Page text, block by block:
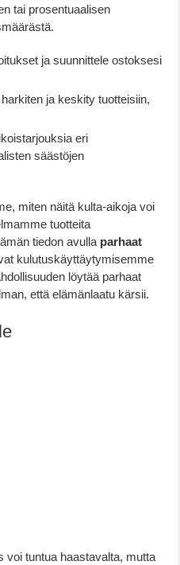
tai prosentuaalisen
ja suunnittele ostoksesi
ja keskity tuotteisiin,
eri
säästöjen
miten näitä kulta-aikoja voi
tuotteita
tiedon avulla parhaat
kulutuskäyttäytymisemme
löytää parhaat
että elämänlaatu kärsii.
voi tuntua haastavalta, mutta